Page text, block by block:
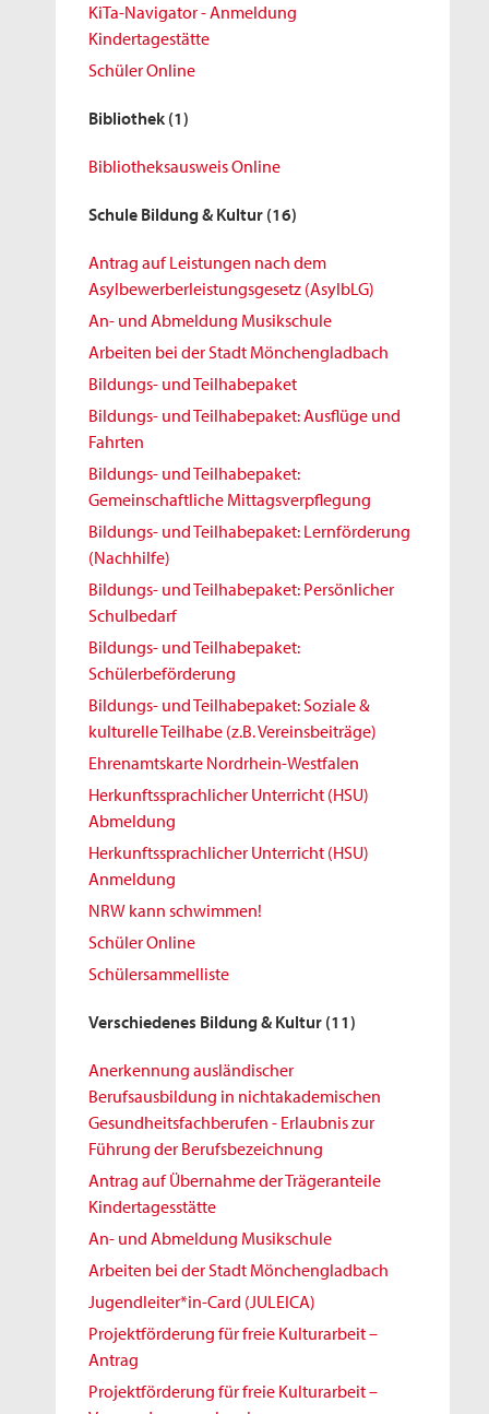
KiTa-Navigator - Anmeldung
Kindertagestätte
Schüler Online
Bibliothek (1)
Bibliotheksausweis Online
Schule Bildung & Kultur (16)
Antrag auf Leistungen nach dem
Asylbewerberleistungsgesetz (AsylbLG)
An- und Abmeldung Musikschule
Arbeiten bei der Stadt Mönchengladbach
Bildungs- und Teilhabepaket
Bildungs- und Teilhabepaket: Ausflüge und
Fahrten
Bildungs- und Teilhabepaket:
Gemeinschaftliche Mittagsverpflegung
Bildungs- und Teilhabepaket: Lernförderung
(Nachhilfe)
Bildungs- und Teilhabepaket: Persönlicher
Schulbedarf
Bildungs- und Teilhabepaket:
Schülerbeförderung
Bildungs- und Teilhabepaket: Soziale &
kulturelle Teilhabe (z.B. Vereinsbeiträge)
Ehrenamtskarte Nordrhein-Westfalen
Herkunftssprachlicher Unterricht (HSU)
Abmeldung
Herkunftssprachlicher Unterricht (HSU)
Anmeldung
NRW kann schwimmen!
Schüler Online
Schülersammelliste
Verschiedenes Bildung & Kultur (11)
Anerkennung ausländischer
Berufsausbildung in nichtakademischen
Gesundheitsfachberufen - Erlaubnis zur
Führung der Berufsbezeichnung
Antrag auf Übernahme der Trägeranteile
Kindertagesstätte
An- und Abmeldung Musikschule
Arbeiten bei der Stadt Mönchengladbach
Jugendleiter*in-Card (JULEICA)
Projektförderung für freie Kulturarbeit –
Antrag
Projektförderung für freie Kulturarbeit –